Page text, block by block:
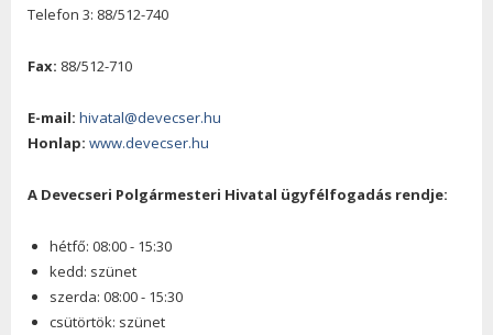
Telefon 3: 88/512-740
Fax: 88/512-710
E-mail: hivatal@devecser.hu
Honlap: www.devecser.hu
A Devecseri Polgármesteri Hivatal ügyfélfogadás rendje:
hétfő: 08:00 - 15:30
kedd: szünet
szerda: 08:00 - 15:30
csütörtök: szünet